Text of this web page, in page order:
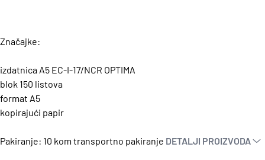
Značajke:
izdatnica A5 EC-I-17/NCR OPTIMA
blok 150 listova
format A5
kopirajući papir
Pakiranje: 10 kom transportno pakiranje DETALJI PROIZVODA